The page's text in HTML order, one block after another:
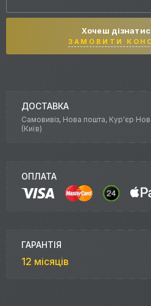
Хочеш
ЗАМОВИТИ
ДОСТАВКА
Самовивіз, Нова пошта, Кур'єр
(Київ)
ОПЛАТА
ГАРАНТІЯ
12 місяців